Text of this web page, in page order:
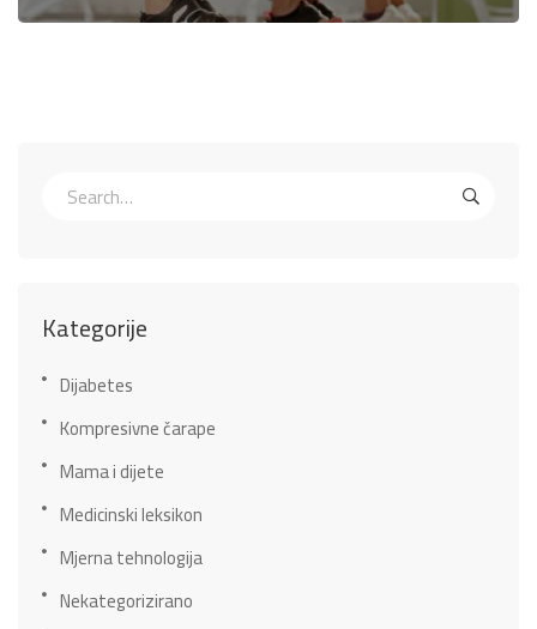
Kategorije
Dijabetes
Kompresivne čarape
Mama i dijete
Medicinski leksikon
Mjerna tehnologija
Nekategorizirano